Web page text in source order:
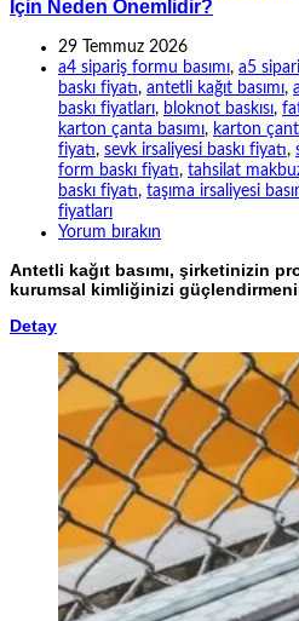
İçin Neden Önemlidir?
29 Temmuz 2026
a4 sipariş formu basımı, a5
baskı fiyatı, antetli kağıt basımı,
baskı fiyatları, bloknot baskısı,
karton çanta basımı, karton
fiyatı, sevk irsaliyesi baskı fiyatı,
form baskı fiyatı, tahsilat
baskı fiyatı, taşıma irsaliyesi
fiyatları
Yorum bırakın
Antetli kağıt basımı, şirketinizin
kurumsal kimliğinizi
Detay